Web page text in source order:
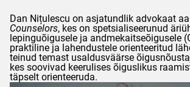
Dan Nițulescu on asjatundlik advokaat
Counselors, kes on spetsialiseerunud
lepinguõigusele ja andmekaitseõigusele (
praktiline ja lahendustele orienteeritud
teinud temast usaldusväärse
kes soovivad keerulises õiguslikus
täpselt orienteeruda.